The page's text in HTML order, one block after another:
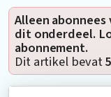
Alleen
dit onderdeel.
abonnement.
Dit artikel bevat